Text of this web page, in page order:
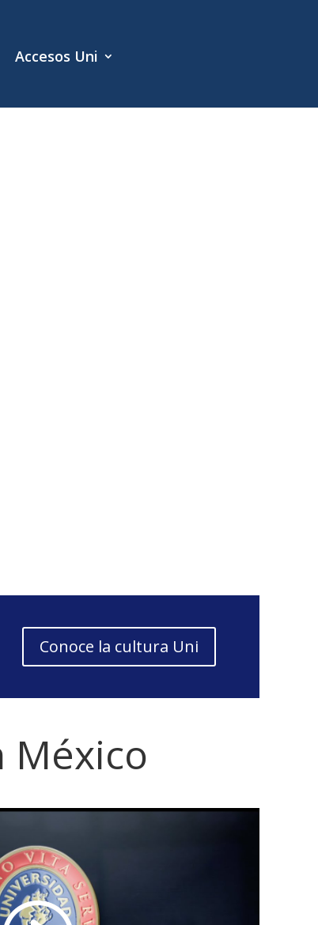
Accesos Uni
Conoce la cultura Uni
México